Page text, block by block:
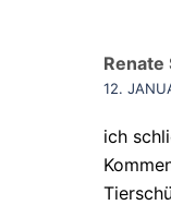
Renate
12.
ich